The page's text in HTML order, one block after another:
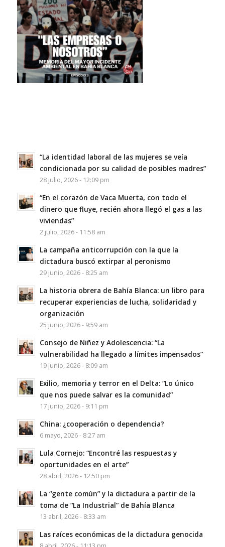
“La identidad laboral de las mujeres se veía
condicionada por su calidad de posibles madres”
28 julio, 2026 - 12:09 pm
“En el corazón de Vaca Muerta, con todo el
dinero que fluye, recién ahora llegó el gas a las
viviendas”
2 julio, 2026 - 11:58 am
La campaña anticorrupción con la que la
dictadura buscó extirpar al peronismo
29 junio, 2026 - 8:25 am
La historia obrera de Bahía Blanca: un libro para
recuperar experiencias de lucha, solidaridad y
organización
25 junio, 2026 - 9:59 am
Consejo de Niñez y Adolescencia: “La
vulnerabilidad ha llegado a límites impensados”
19 junio, 2026 - 8:09 am
Exilio, memoria y terror en el Delta: “Lo único
que nos puede salvar es la comunidad”
17 junio, 2026 - 9:11 pm
China: ¿cooperación o dependencia?
6 mayo, 2026 - 8:27 am
Lula Cornejo: “Encontré las respuestas y
oportunidades en el arte”
28 abril, 2026 - 12:50 pm
La “gente común” y la dictadura a partir de la
toma de “La Industrial” de Bahía Blanca
13 abril, 2026 - 8:33 am
Las raíces económicas de la dictadura genocida